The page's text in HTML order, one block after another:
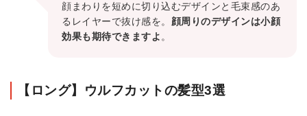
顔まわりを短めに切り込むデザインと毛束感のあ
るレイヤーで抜け感を。 顔周りのデザインは小顔
効果も期待できますよ。
【ロング】ウルフカットの髪型3選